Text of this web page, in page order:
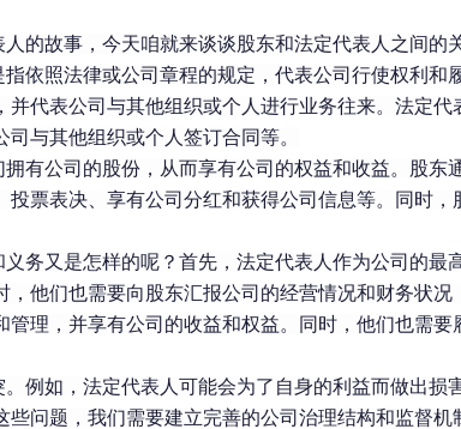
的故事，今天咱就来谈谈股东和法定代表人之间的
依照法律或公司章程的规定，代表公司行使权利和
代表公司与其他组织或个人进行业务往来。法定代
与其他组织或个人签订合同等。
有公司的股份，从而享有公司的权益和收益。股东
票表决、享有公司分红和获得公司信息等。同时，
务又是怎样的呢？首先，法定代表人作为公司的最
他们也需要向股东汇报公司的经营情况和财务状况
理，并享有公司的收益和权益。同时，他们也需要
例如，法定代表人可能会为了自身的利益而做出损
问题，我们需要建立完善的公司治理结构和监督机